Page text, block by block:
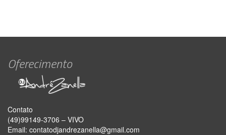
Oferecimento
Contato
(49)99149-3706 – VIVO
Email: contatodjandrezanella@gmail.com